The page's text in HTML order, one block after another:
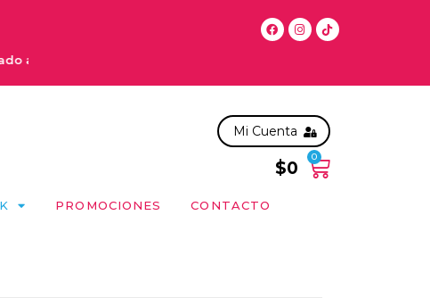
de las 11:00 hrs, solo en la RM. Para compras posteriores,
Mi Cuenta
$0
0
PROMOCIONES CONTACTO